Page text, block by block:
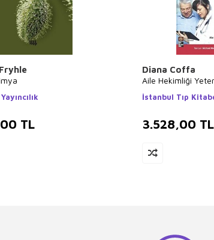
TL
Diana Coffa
Aile Hekimliği
İstanbul Tıp
3.528,00 TL